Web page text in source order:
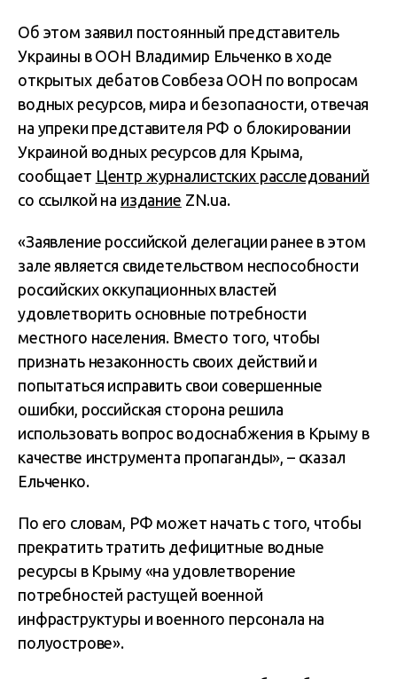
Об этом заявил постоянный представитель
Украины в ООН Владимир Ельченко в ходе
открытых дебатов Совбеза ООН по вопросам
водных ресурсов, мира и безопасности, отвечая
на упреки представителя РФ о блокировании
Украиной водных ресурсов для Крыма,
сообщает Центр журналистских расследований
со ссылкой на издание ZN.ua.
«Заявление российской делегации ранее в этом
зале является свидетельством неспособности
российских оккупационных властей
удовлетворить основные потребности
местного населения. Вместо того, чтобы
признать незаконность своих действий и
попытаться исправить свои совершенные
ошибки, российская сторона решила
использовать вопрос водоснабжения в Крыму в
качестве инструмента пропаганды», – сказал
Ельченко.
По его словам, РФ может начать с того, чтобы
прекратить тратить дефицитные водные
ресурсы в Крыму «на удовлетворение
потребностей растущей военной
инфраструктуры и военного персонала на
полуострове».